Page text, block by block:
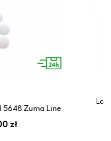
5648 Zuma Line
zł